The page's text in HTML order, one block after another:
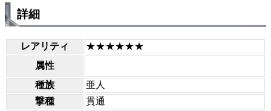
詳細
レアリティ
★★★★★★
属性
種族
亜人
撃種
貫通